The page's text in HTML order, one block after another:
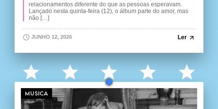
relacionamentos diferente do que as pessoas esperavam.
Lançado nesta quinta-feira (12), o álbum parte do amor, mas
não […]
JUNHO 12, 2026 Ler
MUSICA